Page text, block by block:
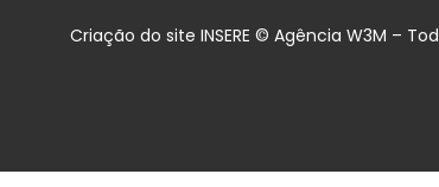
Criação do site INSERE © Agência W3M –